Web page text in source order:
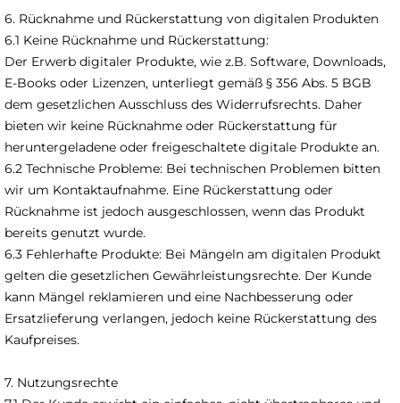
6. Rücknahme und Rückerstattung von digitalen Produkten
6.1 Keine Rücknahme und Rückerstattung:
Der Erwerb digitaler Produkte, wie z.B. Software, Downloads,
E-Books oder Lizenzen, unterliegt gemäß § 356 Abs. 5 BGB
dem gesetzlichen Ausschluss des Widerrufsrechts. Daher
bieten wir keine Rücknahme oder Rückerstattung für
heruntergeladene oder freigeschaltete digitale Produkte an.
6.2 Technische Probleme: Bei technischen Problemen bitten
wir um Kontaktaufnahme. Eine Rückerstattung oder
Rücknahme ist jedoch ausgeschlossen, wenn das Produkt
bereits genutzt wurde.
6.3 Fehlerhafte Produkte: Bei Mängeln am digitalen Produkt
gelten die gesetzlichen Gewährleistungsrechte. Der Kunde
kann Mängel reklamieren und eine Nachbesserung oder
Ersatzlieferung verlangen, jedoch keine Rückerstattung des
Kaufpreises.
7. Nutzungsrechte